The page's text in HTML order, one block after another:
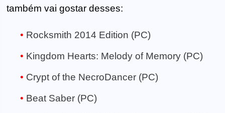
também vai gostar desses:
Rocksmith 2014 Edition (PC)
Kingdom Hearts: Melody of Memory (PC)
Crypt of the NecroDancer (PC)
Beat Saber (PC)